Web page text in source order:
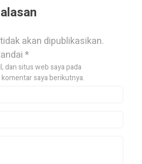
akan dipublikasikan.
*
dan situs web saya pada
saya berikutnya.